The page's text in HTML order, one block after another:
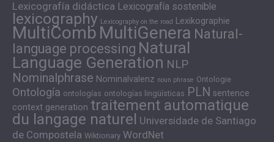
Lexicografía didáctica Lexicografía sostenible
lexicography Lexicography on the road Lexikographie
MultiComb MultiGenera Natural-
language processing Natural
Language Generation NLP
Nominalphrase Nominalvalenz noun phrase Ontologie
Ontología ontologías ontologías lingüísticas PLN sentence
context generation traitement automatique
du langage naturel Universidade de Santiago
de Compostela Wiktionary WordNet